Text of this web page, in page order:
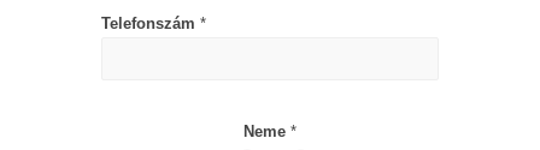
Telefonszám *
Neme *